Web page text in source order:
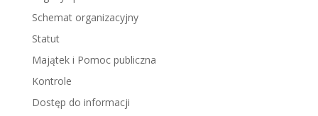
Schemat organizacyjny
Statut
Majątek i Pomoc publiczna
Kontrole
Dostęp do informacji